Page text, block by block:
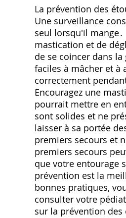
La prévention des
Une surveillance
seul lorsqu'il
mastication et de
de se coincer dans
faciles à mâcher et à
correctement
Encouragez une
pourrait mettre en
sont solides et ne
laisser à sa portée
premiers secours et
premiers secours
que votre entourage
prévention est la
bonnes pratiques,
consulter votre
sur la prévention